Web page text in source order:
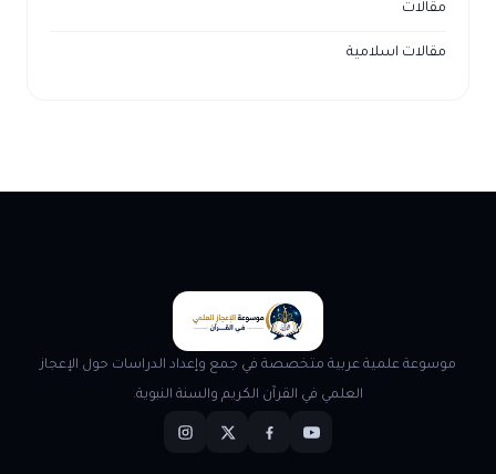
مقالات
مقالات اسلامية
موسوعة علمية عربية متخصصة في جمع وإعداد الدراسات حول الإعجاز
العلمي في القرآن الكريم والسنة النبوية.